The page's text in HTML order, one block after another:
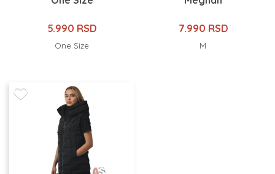
5.990 RSD
One Size
7.990 RSD
M